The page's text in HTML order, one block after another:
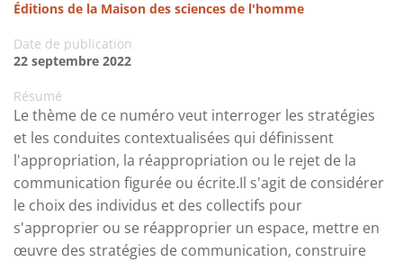
Éditions de la Maison des sciences de l'homme
Date de publication
22 septembre 2022
Résumé
Le thème de ce numéro veut interroger les stratégies
et les conduites contextualisées qui définissent
l'appropriation, la réappropriation ou le rejet de la
communication figurée ou écrite.Il s'agit de considérer
le choix des individus et des collectifs pour
s'approprier ou se réapproprier un espace, mettre en
œuvre des stratégies de communication, construire